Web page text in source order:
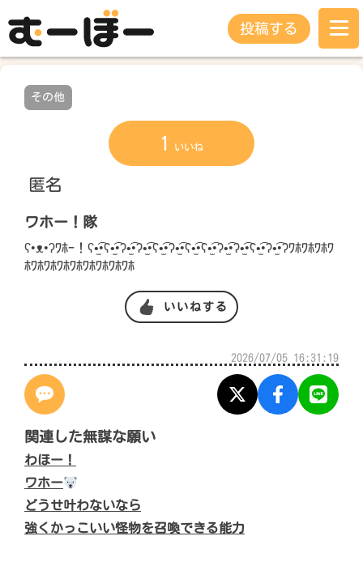
投稿する
その他
1 いいね
匿名
ワホー！隊
ʕ•ᴥ•ʔﾜﾎｰ！ʕ•̫͡•ʕ•̫͡•ʔ•̫͡•ʔ•̫͡•ʕ•̫͡•ʔ•̫͡•ʕ•̫͡•ʕ•̫͡•ʔ•̫͡•ʔ•̫͡•ʕ•̫͡•ʔ•̫͡•ʔﾜﾎﾜﾎﾜﾎﾜ
ﾎﾜﾎﾜﾎﾜﾎﾜﾎﾜﾎﾜﾎﾜﾎﾜﾎ
いいねする
2026/07/05 16:31:19
関連した無謀な願い
わほー！
ワホー
どうせ叶わないなら
強くかっこいい怪物を召喚できる能力